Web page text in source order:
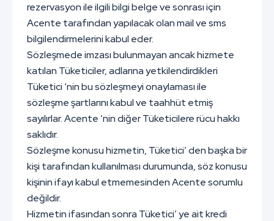
rezervasyon ile ilgili bilgi belge ve sonrası için
Acente tarafından yapılacak olan mail ve sms
bilgilendirmelerini kabul eder.
Sözleşmede imzası bulunmayan ancak hizmete
katılan Tüketiciler, adlarına yetkilendirdikleri
Tüketici ‘nin bu sözleşmeyi onaylaması ile
sözleşme şartlarını kabul ve taahhüt etmiş
sayılırlar. Acente ‘nin diğer Tüketicilere rücu hakkı
saklıdır.
Sözleşme konusu hizmetin, Tüketici’ den başka bir
kişi tarafından kullanılması durumunda, söz konusu
kişinin ifayı kabul etmemesinden Acente sorumlu
değildir.
Hizmetin ifasından sonra Tüketici’ ye ait kredi